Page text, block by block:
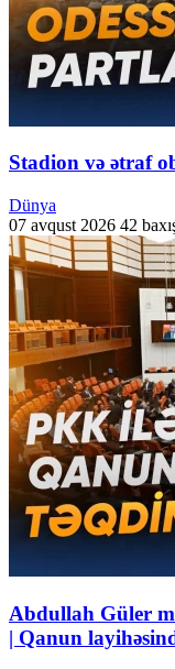
Stadion və ətraf
Dünya
07 avqust 2026 42
Abdullah Güler
| Qanun